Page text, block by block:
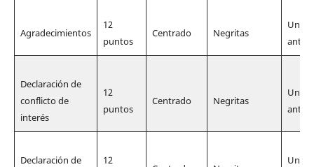
Agradecimientos
12
puntos
Centrado Negritas
Una
antes
Declaración de
conflicto de
interés
12
puntos
Centrado Negritas
Una
antes
Declaración de 12 Una